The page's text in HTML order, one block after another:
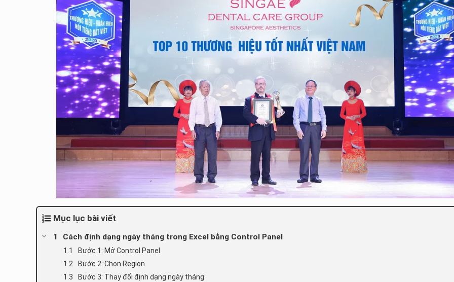
Mục lục bài viết
Cách định dạng ngày tháng trong Excel bằng Control Panel
Bước 1: Mở Control Panel
Bước 2: Chọn Region
Bước 3: Thay đổi định dạng ngày tháng